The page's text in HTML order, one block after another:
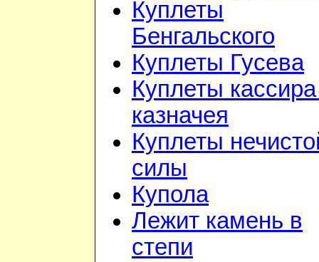
Куплеты
Бенгальского
Куплеты Гусева
Куплеты
казначея
Куплеты
силы
Купола
Лежит камень в
степи